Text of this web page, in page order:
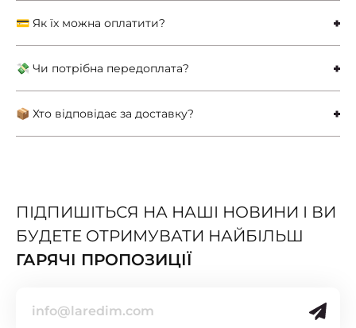
💳 Як їх можна оплатити?
💸 Чи потрібна передоплата?
📦 Хто відповідає за доставку?
ПІДПИШІТЬСЯ НА НАШІ НОВИНИ І ВИ
БУДЕТЕ ОТРИМУВАТИ НАЙБІЛЬШ
ГАРЯЧІ ПРОПОЗИЦІЇ